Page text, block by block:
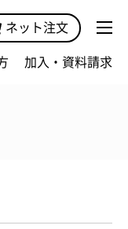
ネット注文
加入・資料請求